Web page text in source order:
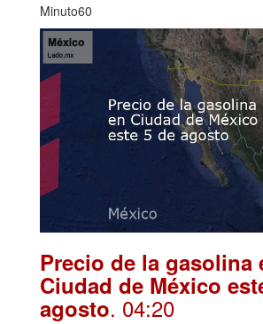
Minuto60
Precio de la gasolina
Ciudad de México
agosto. 04:20